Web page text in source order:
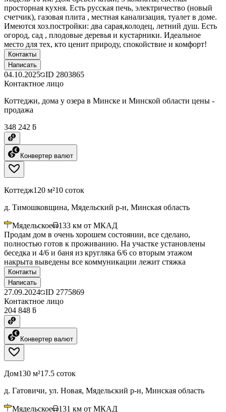
просторная кухня. Есть русская печь, электричество (новый
счетчик), газовая плита , местная канализация, туалет в доме.
Имеются хоз.постройки: два сарая,колодец, летний душ. Есть
огород, сад , плодовые деревья и кустарники. Идеальное
место для тех, кто ценит природу, спокойствие и комфорт!
Контакты
Написать
04.10.2025 ID 2803865
Контактное лицо
Коттеджи, дома у озера в Минске и Минской области цены -
продажа
348 242 ƃ
Конвертер валют
Коттедж120 м²10 соток
д. Тимошковщина, Мядельский р-н, Минская область
Мядельское 133 км от МКАД
Продам дом в очень хорошем состоянии, все сделано,
полностью готов к проживанию. На участке установлены
беседка и 4/6 и баня из кругляка 6/6 со вторым этажом
накрыта выведены все коммуникации лежит стяжка
Контакты
Написать
27.09.2024 ID 2775869
Контактное лицо
204 848 ƃ
Конвертер валют
Дом130 м²17.5 соток
д. Гатовичи, ул. Новая, Мядельский р-н, Минская область
Мядельское 131 км от МКАД